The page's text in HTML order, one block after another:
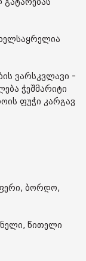
ვარსკვლავი -
ჭეშმარიტი
ფუჭი კარგავ
ბორდო,
წითელი